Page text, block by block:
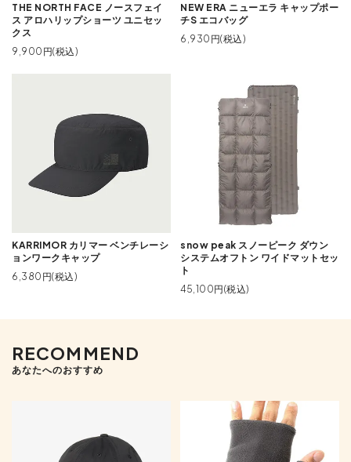
THE NORTH FACE ノースフェイ
ス アロハリップショーツ ユニセッ
クス
9,900円(税込)
NEW ERA ニューエラ キャップポー
チS エコバッグ
6,930円(税込)
KARRIMOR カリマー ベンチレーシ
ョンワークキャップ
6,380円(税込)
snow peak スノーピーク ダウン
システムオフトン ワイドマットセッ
ト
45,100円(税込)
RECOMMEND
あなたへのおすすめ